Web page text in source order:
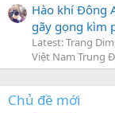
Hào khí Đông
gãy gọng kìm
Latest: Trang
Việt Nam Trung
Chủ đề mới